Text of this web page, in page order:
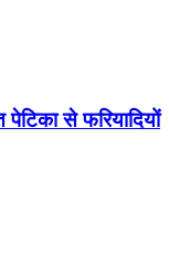
से फरियादियों